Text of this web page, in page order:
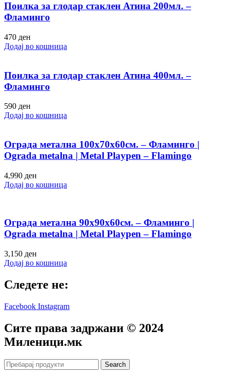
Поилка за глодар стаклен Атина 200мл. –
Фламинго
470 ден
Додај во кошница
Поилка за глодар стаклен Атина 400мл. –
Фламинго
590 ден
Додај во кошница
Ограда метална 100х70х60см. – Фламинго |
Ograda metalna | Metal Playpen – Flamingo
4,990 ден
Додај во кошница
Ограда метална 90х90х60см. – Фламинго |
Ograda metalna | Metal Playpen – Flamingo
3,150 ден
Додај во кошница
Следете не:
Facebook Instagram
Сите права задржани © 2024
Mиленици.мк
Search